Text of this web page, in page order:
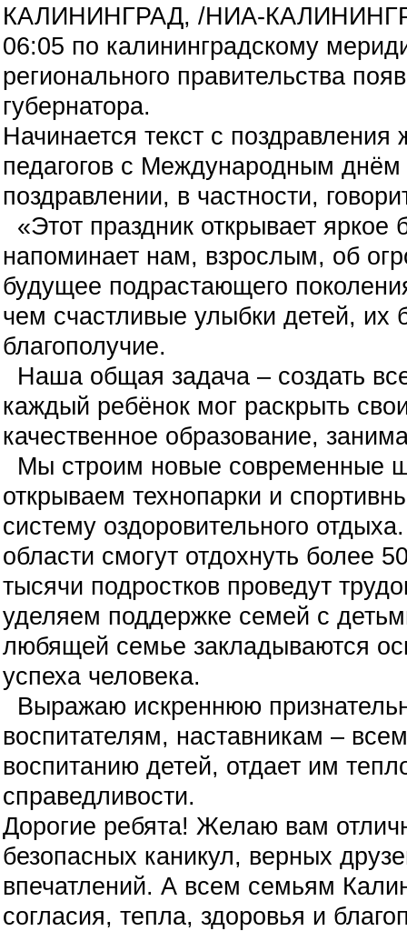
КАЛИНИНГРАД, /НИА-
06:05 по калининградскому
регионального правительства
губернатора.
Начинается текст с
педагогов с Международным днём
поздравлении, в частности,
«Этот праздник открывает яркое
напоминает нам, взрослым, об
будущее подрастающего
чем счастливые улыбки детей, их
благополучие.
Наша общая задача – создать
каждый ребёнок мог раскрыть
качественное образование,
Мы строим новые современные
открываем технопарки и
систему оздоровительного
области смогут отдохнуть более
тысячи подростков проведут
уделяем поддержке семей с
любящей семье закладываются
успеха человека.
Выражаю искреннюю
воспитателям, наставникам –
воспитанию детей, отдает им
справедливости.
Дорогие ребята! Желаю вам
безопасных каникул, верных
впечатлений. А всем семьям
согласия, тепла, здоровья и